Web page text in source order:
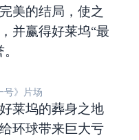
美的结局，使之
并赢得好莱坞“最
。
号》片场
莱坞的葬身之地
环球带来巨大亏